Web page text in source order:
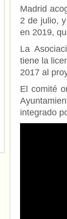
Madrid
2 de julio,
en 2019,
La
tiene la
2017 al
El comité
integrado